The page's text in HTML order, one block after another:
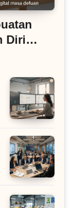
Diri